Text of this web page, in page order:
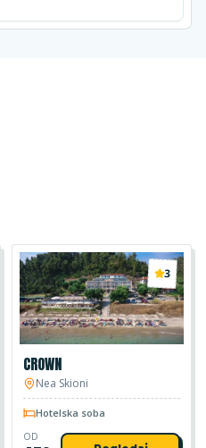
3
CROWN
Nea Skioni
Hotelska soba
OD